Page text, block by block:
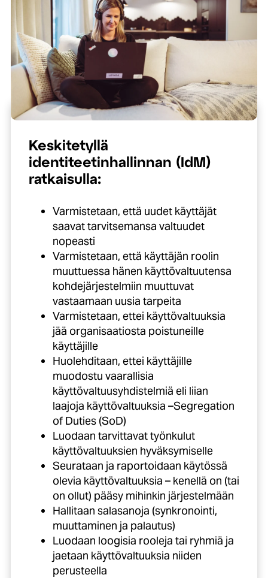
Keskitetyllä
identiteetinhallinnan (IdM)
ratkaisulla:
Varmistetaan, että uudet käyttäjät
saavat tarvitsemansa valtuudet
nopeasti
Varmistetaan, että käyttäjän roolin
muuttuessa hänen käyttövaltuutensa
kohdejärjestelmiin muuttuvat
vastaamaan uusia tarpeita
Varmistetaan, ettei käyttövaltuuksia
jää organisaatiosta poistuneille
käyttäjille
Huolehditaan, ettei käyttäjille
muodostu vaarallisia
käyttövaltuusyhdistelmiä eli liian
laajoja käyttövaltuuksia –Segregation
of Duties (SoD)
Luodaan tarvittavat työnkulut
käyttövaltuuksien hyväksymiselle
Seurataan ja raportoidaan käytössä
olevia käyttövaltuuksia – kenellä on (tai
on ollut) pääsy mihinkin järjestelmään
Hallitaan salasanoja (synkronointi,
muuttaminen ja palautus)
Luodaan loogisia rooleja tai ryhmiä ja
jaetaan käyttövaltuuksia niiden
perusteella